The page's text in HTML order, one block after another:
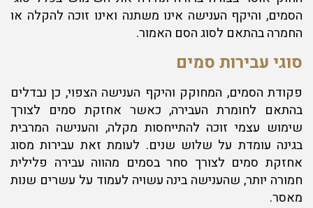
הסמים, והיקף הענישה אינו משתנה ואינו זוכה להקלה או
החמרה בהתאם לסוג הסם האמור.
סוגי עבירות סמים
פקודת הסמים, המחוקק והיקף הענישה הצפוי, כן נבדלים
בהתאם לחומרת העבירה, כאשר אחזקת סמים לצורך
שימוש עצמי זוכה להתייחסות מקלה, והענישה המרבית
בגינה עומדת על שלוש שנים. לעומת זאת עבירות מסוג
אחזקת סמים לצורך סחר בסמים מהווה עבירה פלילית
חמורה יותר, שהענישה בינה עשויה לעמוד על עשרים שנות
מאסר.